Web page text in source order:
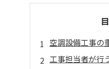
空調設備工事の
工事担当者が行